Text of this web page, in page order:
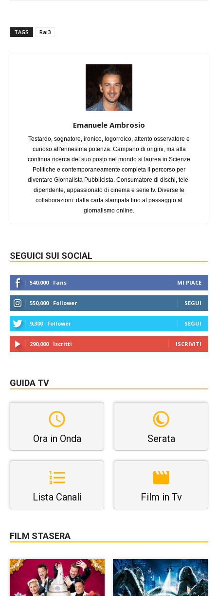
TAGS Rai3
Emanuele Ambrosio
Testardo, sognatore, ironico, logorroico, attento osservatore e
curioso all'ennesima potenza. Campano di origini, ma alla
continua ricerca del suo posto nel mondo si laurea in Scienze
Politiche e contemporaneamente completa il percorso per
diventare Giornalista Pubblicista. Consumatore di dischi, tele-
dipendente, appassionato di cinema e serie tv. Diverse le
collaborazioni: dalla carta stampata fino al passaggio al
giornalismo online.
SEGUICI SUI SOCIAL
540,000 Fans MI PIACE
550,000 Follower SEGUI
9,300 Follower SEGUI
290,000 Iscritti ISCRIVITI
GUIDA TV
Ora in Onda Serata
Lista Canali Film in Tv
FILM STASERA